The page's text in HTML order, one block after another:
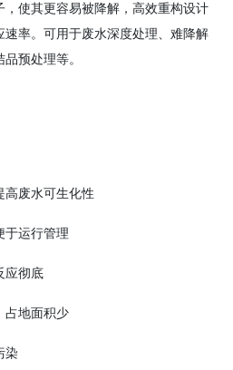
使其更容易被降解，高效重构设计
率。可用于废水深度处理、难降解
预处理等。
高废水可生化性
于运行管理
应彻底
占地面积少
染